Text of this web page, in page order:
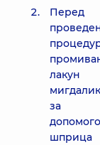
Перед
лакун
за
шприца